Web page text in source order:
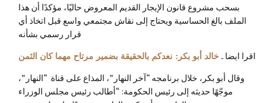
بسحب مشروع قانون الإيجار القديم المعروض حاليًا، مؤكدًا أن هذا
الملف بالغ الحساسية ويحتاج إلى نقاش مجتمعي واسع قبل اتخاذ أي
قرار رسمي بشأنه
اقرا ايضا .. خالد أبو بكر: نعدكم بالحقيقة بضمير مرتاح مهما كان الثمن
وقال أبو بكر، خلال برنامجه “آخر النهار”، المذاع على قناة “النهار”،
موجّهًا حديثه إلى رئيس الحكومة: “أطالب رئيس مجلس الوزراء